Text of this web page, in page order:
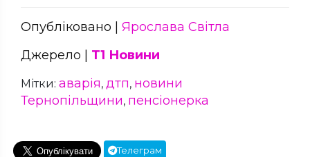
Опубліковано | Ярослава Світла
Джерело | Т1 Новини
Мітки: аварія, дтп, новини
Тернопільщини, пенсіонерка
Телеграм